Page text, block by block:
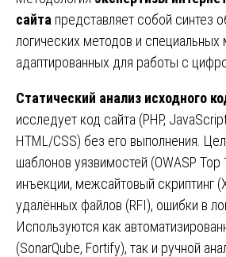
сайта представляет собой синтез
логических методов и специальных
адаптированных для работы с
Статический анализ исходного
исследует код сайта (PHP,
HTML/CSS) без его выполнения.
шаблонов уязвимостей (OWASP Top
инъекции, межсайтовый скриптинг
удалённых файлов (RFI), ошибки в
Используются как
(SonarQube, Fortify), так и ручной